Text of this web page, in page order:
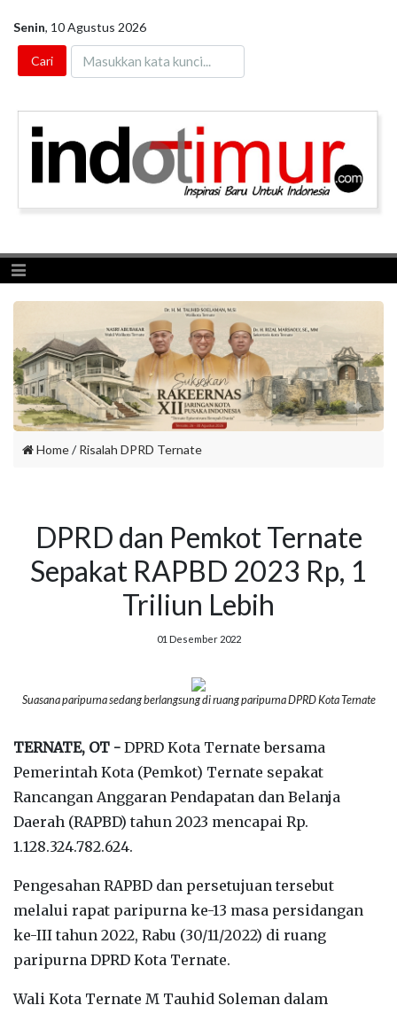
Senin, 10 Agustus 2026
Toggle navigation
Home/Risalah DPRD Ternate
DPRD dan Pemkot Ternate
Sepakat RAPBD 2023 Rp, 1
Triliun Lebih
01 Desember 2022
Suasana paripurna sedang berlangsung di ruang paripurna DPRD Kota Ternate
TERNATE, OT - DPRD Kota Ternate bersama
Pemerintah Kota (Pemkot) Ternate sepakat
Rancangan Anggaran Pendapatan dan Belanja
Daerah (RAPBD) tahun 2023 mencapai Rp.
1.128.324.782.624.
Pengesahan RAPBD dan persetujuan tersebut
melalui rapat paripurna ke-13 masa persidangan
ke-III tahun 2022, Rabu (30/11/2022) di ruang
paripurna DPRD Kota Ternate.
Wali Kota Ternate M Tauhid Soleman dalam